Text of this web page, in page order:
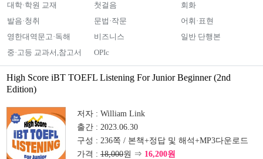
대학·학원 교재
첫걸음
회화
발음·청취
문법·작문
어휘·표현
영한대역문고·독해
비즈니스
일반 단행본
중·고등 교과서,참고서
OPIc
High Score iBT TOEFL Listening For Junior Beginner (2nd
Edition)
저자 : William Link
출간 : 2023.06.30
구성 : 236쪽 / 본책+정답 및 해석+MP3다운로드
가격 : 18,000원 ⇒ 16,200원